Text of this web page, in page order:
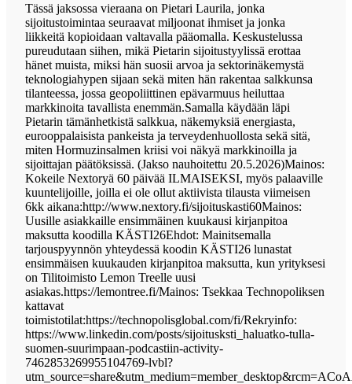
Tässä jaksossa vieraana on Pietari Laurila, jonka
sijoitustoimintaa seuraavat miljoonat ihmiset ja jonka
liikkeitä kopioidaan valtavalla pääomalla. Keskustelussa
pureudutaan siihen, mikä Pietarin sijoitustyylissä erottaa
hänet muista, miksi hän suosii arvoa ja sektorinäkemystä
teknologiahypen sijaan sekä miten hän rakentaa salkkunsa
tilanteessa, jossa geopoliittinen epävarmuus heiluttaa
markkinoita tavallista enemmän.Samalla käydään läpi
Pietarin tämänhetkistä salkkua, näkemyksiä energiasta,
eurooppalaisista pankeista ja terveydenhuollosta sekä sitä,
miten Hormuzinsalmen kriisi voi näkyä markkinoilla ja
sijoittajan päätöksissä. (Jakso nauhoitettu 20.5.2026)Mainos:
Kokeile Nextoryä 60 päivää ILMAISEKSI, myös palaaville
kuuntelijoille, joilla ei ole ollut aktiivista tilausta viimeisen
6kk aikana:http://www.nextory.fi/sijoituskasti60Mainos:
Uusille asiakkaille ensimmäinen kuukausi kirjanpitoa
maksutta koodilla KÄSTI26Ehdot: Mainitsemalla
tarjouspyynnön yhteydessä koodin KÄSTI26 lunastat
ensimmäisen kuukauden kirjanpitoa maksutta, kun yrityksesi
on Tilitoimisto Lemon Treelle uusi
asiakas.⁠https://lemontree.fi/Mainos: Tsekkaa Technopoliksen
kattavat
toimistotilat:https://technopolisglobal.com/fi/Rekryinfo:
https://www.linkedin.com/posts/sijoitusksti_haluatko-tulla-
suomen-suurimpaan-podcastiin-activity-
7462853269955104769-lvbl?